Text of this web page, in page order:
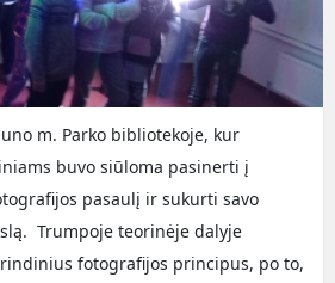
m. Parko bibliotekoje, kur
buvo siūloma pasinerti į
pasaulį ir sukurti savo
Trumpoje teorinėje dalyje
fotografijos principus, po to,